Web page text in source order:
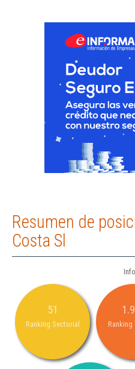
Resumen de
Costa Sl
51
Ranking Sectorial Ranking